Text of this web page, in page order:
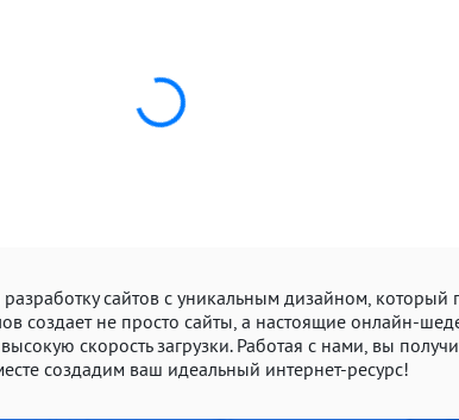
сайтов с уникальным дизайном,
создает не просто сайты, а настоящие онлайн-
скорость загрузки. Работая с нами, вы
создадим ваш идеальный интернет-ресурс!